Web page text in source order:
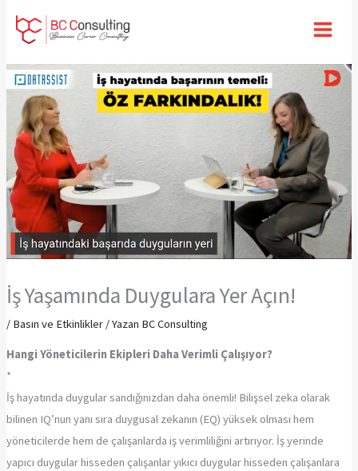
atla
İş Yaşamında Duygulara Yer Açın!
/ Basın ve Etkinlikler/ Yazan BC Consulting
Hangi Yöneticilerin Ekipleri Daha Verimli Çalışıyor?
*
İş hayatında duygular sandığınızdan daha önemli! Bilişsel zeka olarak
bilinen IQ’nun yanı sıra duygusal zekanın (EQ) yüksek olması hem
yöneticilerde hem de çalışanlarda iş verimliliğini artırıyor. İş yerinde
yapıcı duygular hisseden çalışanlar yıkıcı duygular hisseden çalışanlara